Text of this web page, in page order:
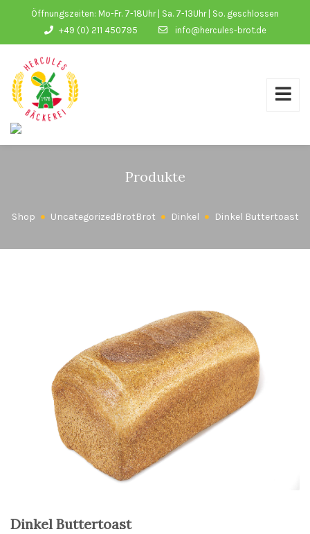
Öffnungszeiten: Mo-Fr. 7-18Uhr | Sa. 7-13Uhr | So. geschlossen
+49 (0) 211 450795
info@hercules-brot.de
Produkte
Shop UncategorizedBrotBrot Dinkel Dinkel Buttertoast
Dinkel Buttertoast